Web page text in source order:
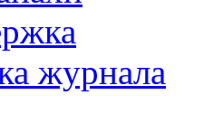
журнала